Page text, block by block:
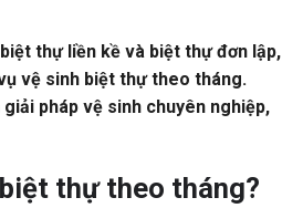
thự liền kề và biệt thự đơn lập,
vệ sinh biệt thự theo tháng.
pháp vệ sinh chuyên nghiệp,
thự theo tháng?